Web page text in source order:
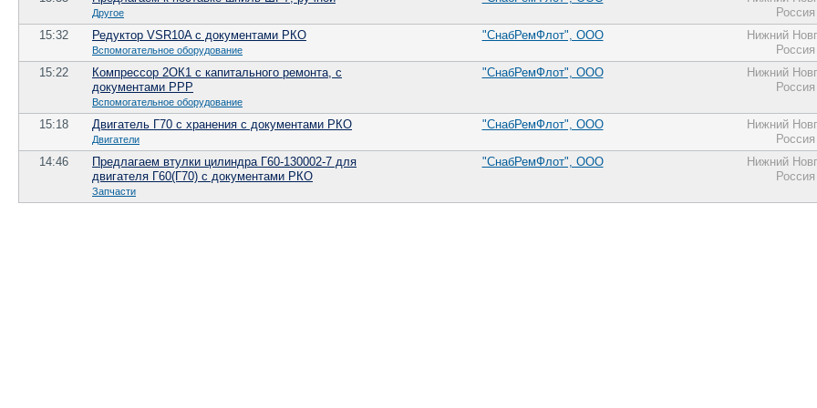
Другое
Россия
15:32
Редуктор VSR10A c документами РКО
Вспомогательное оборудование
"СнабРемФлот", ООО
Нижний
Россия
15:22
Компрессор 2ОК1 с капитального ремонта, с
документами РРР
Вспомогательное оборудование
"СнабРемФлот", ООО
Нижний
Россия
15:18 Двигатель Г70 с хранения с документами РКО
Двигатели
"СнабРемФлот", ООО
Нижний
Россия
14:46
Предлагаем втулки цилиндра Г60-130002-7 для
двигателя Г60(Г70) с документами РКО
Запчасти
"СнабРемФлот", ООО
Нижний
Россия